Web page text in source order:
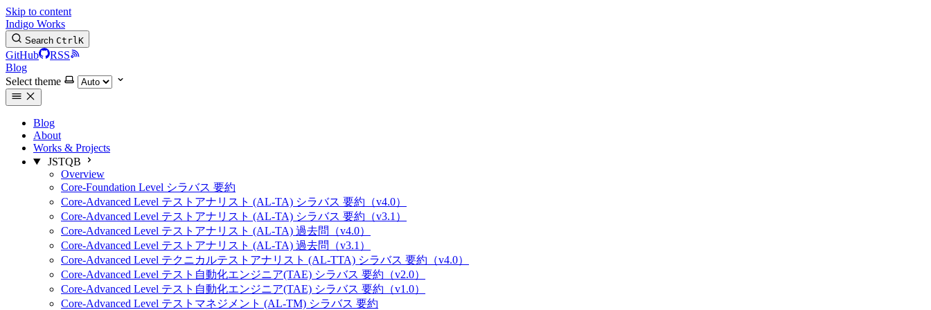
Skip to content
Indigo Works
Search CtrlK
GitHub
RSS
Blog
Select theme
Blog
About
Works & Projects
JSTQB
Overview
Core-Foundation Level シラバス 要約
Core-Advanced Level テストアナリスト (AL-TA) シラバス 要約（v4.0）
Core-Advanced Level テストアナリスト (AL-TA) シラバス 要約（v3.1）
Core-Advanced Level テストアナリスト (AL-TA) 過去問（v4.0）
Core-Advanced Level テストアナリスト (AL-TA) 過去問（v3.1）
Core-Advanced Level テクニカルテストアナリスト (AL-TTA) シラバス 要約（v4.0）
Core-Advanced Level テスト自動化エンジニア(TAE) シラバス 要約（v2.0）
Core-Advanced Level テスト自動化エンジニア(TAE) シラバス 要約（v1.0）
Core-Advanced Level テストマネジメント (AL-TM) シラバス 要約